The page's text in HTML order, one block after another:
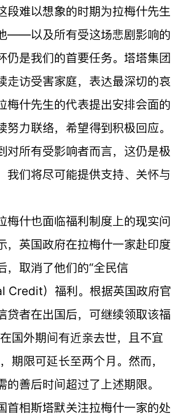
段难以想象的时期为拉梅什先生
——以及所有受这场悲剧影响的
是我们的首要任务。塔塔集团
走访受害家庭，表达最深切的哀
梅什先生的代表提出安排会面的
努力联络，希望得到积极回应。
对所有受影响者而言，这仍是极
我们将尽可能提供支持、关怀与
梅什也面临福利制度上的现实问
，英国政府在拉梅什一家赴印度
，取消了他们的“全民信
Credit）福利。根据英国政府官
贷者在出国后，可继续领取该福
国外期间有近亲去世，且不宜
期限可延长至两个月。然而，
的善后时间超过了上述期限。
首相斯塔默关注拉梅什一家的处